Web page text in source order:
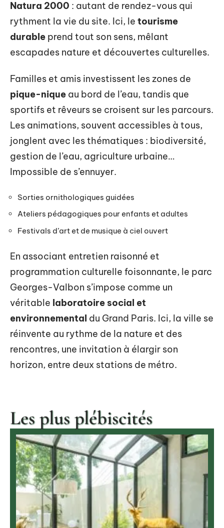
Natura 2000 : autant de rendez-vous qui
rythment la vie du site. Ici, le tourisme
durable prend tout son sens, mêlant
escapades nature et découvertes culturelles.
Familles et amis investissent les zones de
pique-nique au bord de l’eau, tandis que
sportifs et rêveurs se croisent sur les parcours.
Les animations, souvent accessibles à tous,
jonglent avec les thématiques : biodiversité,
gestion de l’eau, agriculture urbaine…
Impossible de s’ennuyer.
Sorties ornithologiques guidées
Ateliers pédagogiques pour enfants et adultes
Festivals d’art et de musique à ciel ouvert
En associant entretien raisonné et
programmation culturelle foisonnante, le parc
Georges-Valbon s’impose comme un
véritable laboratoire social et
environnemental du Grand Paris. Ici, la ville se
réinvente au rythme de la nature et des
rencontres, une invitation à élargir son
horizon, entre deux stations de métro.
Les plus plébiscités